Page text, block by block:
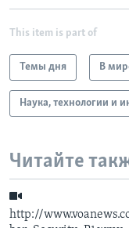
This item is part of
Темы дня В
Наука, технологии и
Читайте
http://